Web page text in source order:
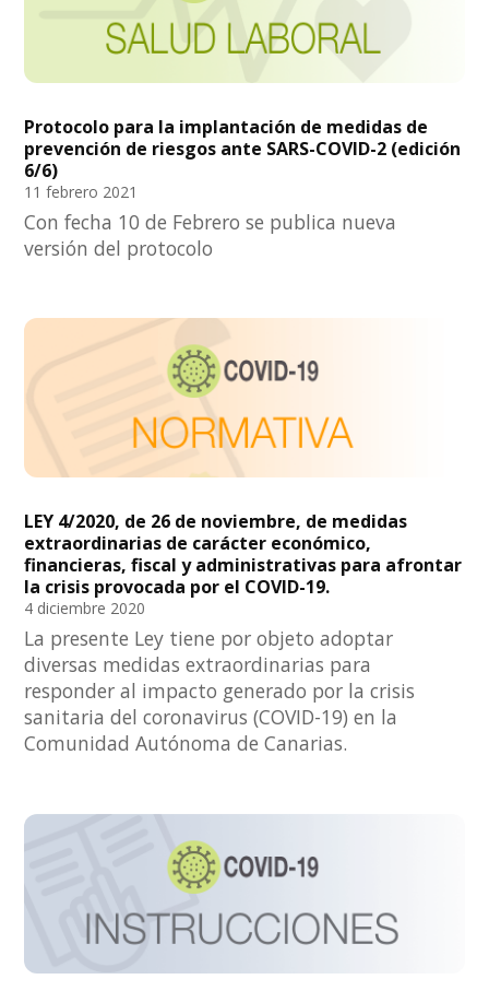
Protocolo para la implantación de medidas de
prevención de riesgos ante SARS-COVID-2 (edición
6/6)
11 febrero 2021
Con fecha 10 de Febrero se publica nueva
versión del protocolo
LEY 4/2020, de 26 de noviembre, de medidas
extraordinarias de carácter económico,
financieras, fiscal y administrativas para afrontar
la crisis provocada por el COVID-19.
4 diciembre 2020
La presente Ley tiene por objeto adoptar
diversas medidas extraordinarias para
responder al impacto generado por la crisis
sanitaria del coronavirus (COVID-19) en la
Comunidad Autónoma de Canarias.